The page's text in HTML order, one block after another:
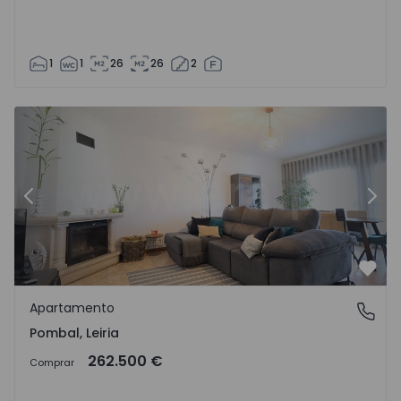
1 1 26 26 2
Apartamento T3 Pombal - 1547918 - 1
Anterior
Pombal, Leiria
Apartamento
Pombal, Leiria
Comprar 262.500 €